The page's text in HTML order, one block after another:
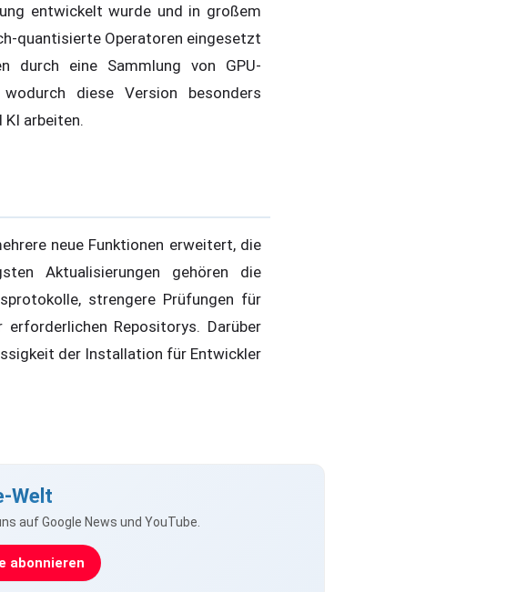
entwickelt wurde und in großem
quantisierte Operatoren eingesetzt
durch eine Sammlung von GPU-
diese Version besonders
arbeiten.
neue Funktionen erweitert, die
Aktualisierungen gehören die
strengere Prüfungen für
Repositorys. Darüber
der Installation für Entwickler
Welt
auf Google News und YouTube.
abonnieren